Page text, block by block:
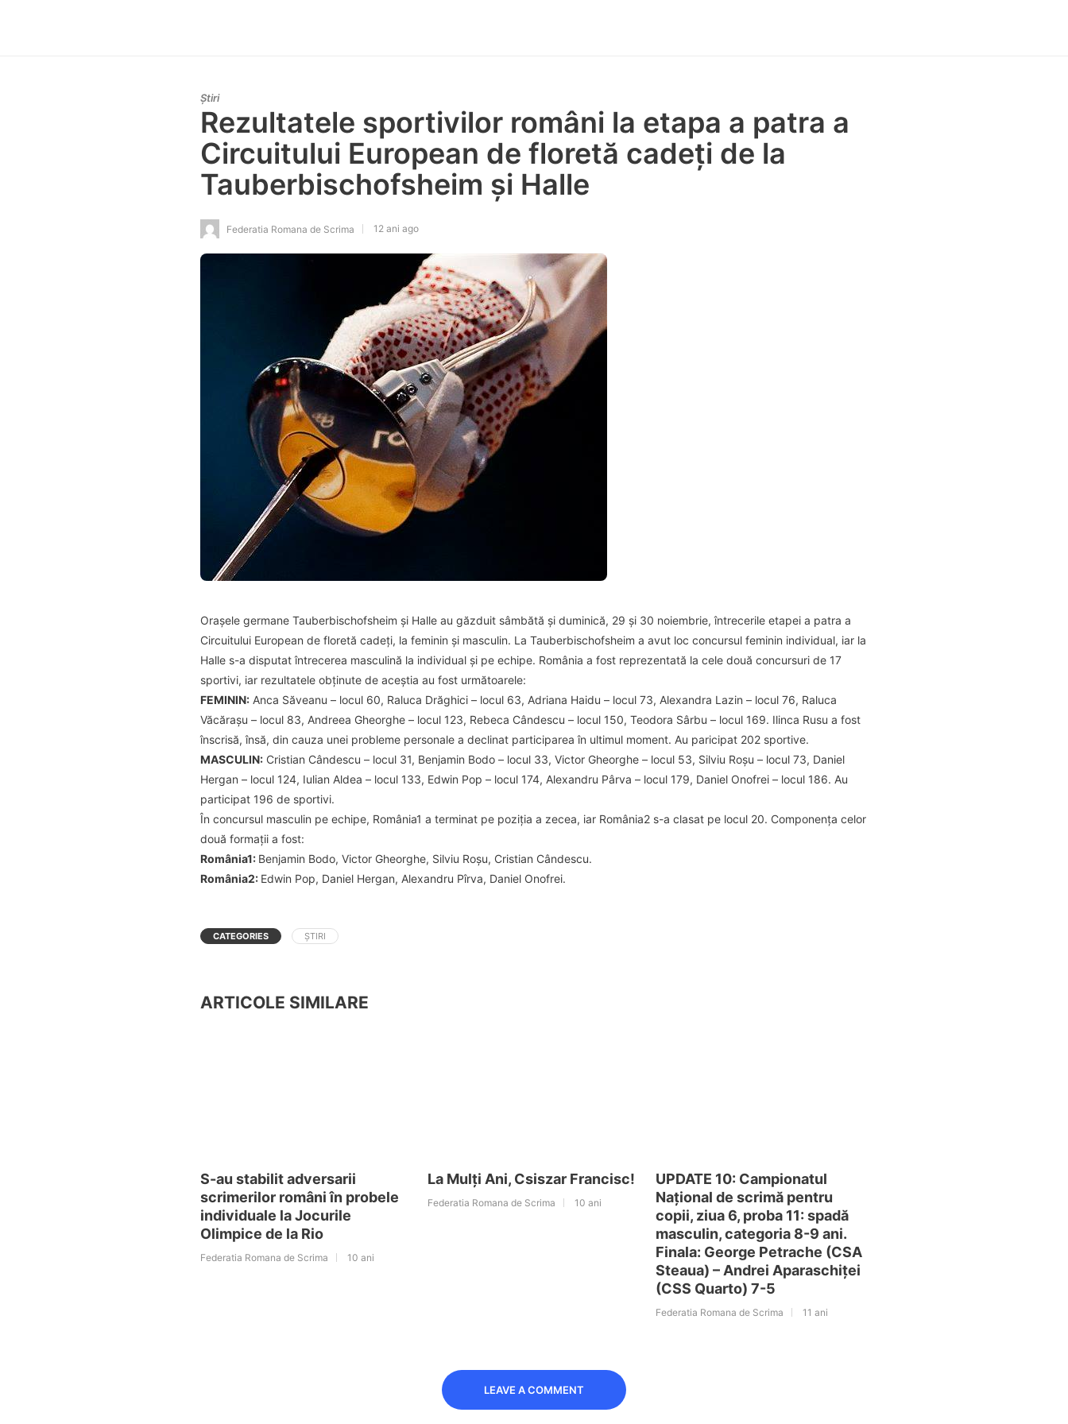
Știri
Rezultatele sportivilor români la etapa a patra a
Circuitului European de floretă cadeți de la
Tauberbischofsheim și Halle
Federatia Romana de Scrima 12 ani ago
Orașele germane Tauberbischofsheim și Halle au găzduit sâmbătă și duminică, 29 și 30 noiembrie, întrecerile etapei a patra a
Circuitului European de floretă cadeți, la feminin și masculin. La Tauberbischofsheim a avut loc concursul feminin individual, iar la
Halle s-a disputat întrecerea masculină la individual și pe echipe. România a fost reprezentată la cele două concursuri de 17
sportivi, iar rezultatele obținute de aceștia au fost următoarele:
FEMININ: Anca Săveanu – locul 60, Raluca Drăghici – locul 63, Adriana Haidu – locul 73, Alexandra Lazin – locul 76, Raluca
Văcărașu – locul 83, Andreea Gheorghe – locul 123, Rebeca Cândescu – locul 150, Teodora Sârbu – locul 169. Ilinca Rusu a fost
înscrisă, însă, din cauza unei probleme personale a declinat participarea în ultimul moment. Au paricipat 202 sportive.
MASCULIN: Cristian Cândescu – locul 31, Benjamin Bodo – locul 33, Victor Gheorghe – locul 53, Silviu Roșu – locul 73, Daniel
Hergan – locul 124, Iulian Aldea – locul 133, Edwin Pop – locul 174, Alexandru Pârva – locul 179, Daniel Onofrei – locul 186. Au
participat 196 de sportivi.
În concursul masculin pe echipe, România1 a terminat pe poziția a zecea, iar România2 s-a clasat pe locul 20. Componența celor
două formații a fost:
România1: Benjamin Bodo, Victor Gheorghe, Silviu Roșu, Cristian Cândescu.
România2: Edwin Pop, Daniel Hergan, Alexandru Pîrva, Daniel Onofrei.
CATEGORIES ȘTIRI
ARTICOLE SIMILARE
S-au stabilit adversarii
scrimerilor români în probele
individuale la Jocurile
Olimpice de la Rio
Federatia Romana de Scrima 10 ani
La Mulți Ani, Csiszar Francisc!
Federatia Romana de Scrima 10 ani
UPDATE 10: Campionatul
Național de scrimă pentru
copii, ziua 6, proba 11: spadă
masculin, categoria 8-9 ani.
Finala: George Petrache (CSA
Steaua) – Andrei Aparaschiței
(CSS Quarto) 7-5
Federatia Romana de Scrima 11 ani
LEAVE A COMMENT